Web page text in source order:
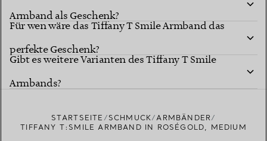
Armband als Geschenk?
Für wen wäre das Tiffany T Smile Armband das
perfekte Geschenk?
Gibt es weitere Varianten des Tiffany T Smile
Armbands?
STARTSEITE SCHMUCK
ARMBÄNDER
TIFFANY T:SMILE ARMBAND IN ROSÉGOLD, MEDIUM